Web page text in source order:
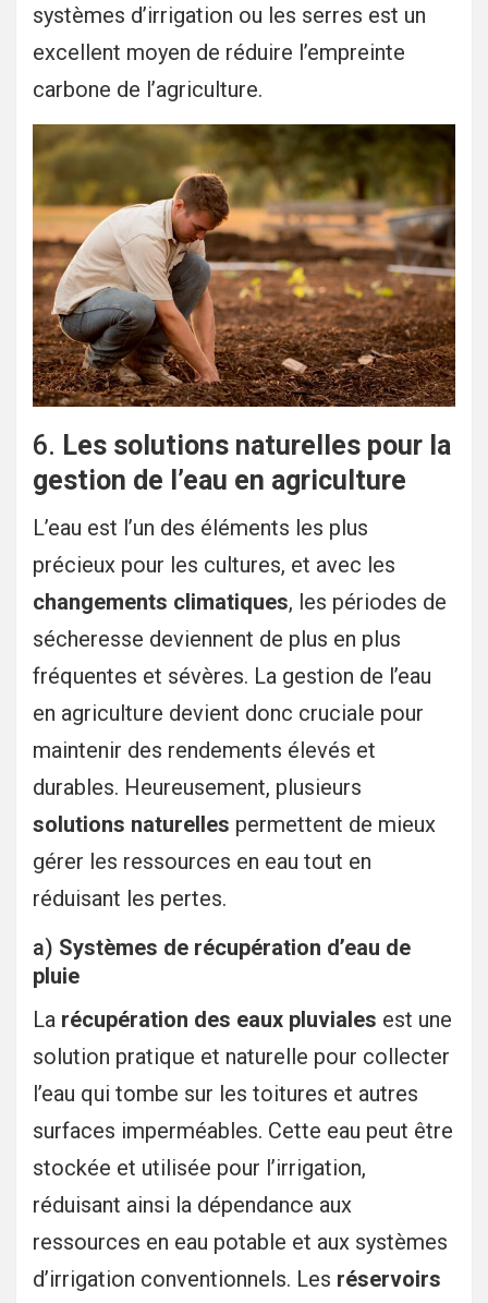
systèmes d’irrigation ou les serres est un
excellent moyen de réduire l’empreinte
carbone de l’agriculture.
6. Les solutions naturelles pour la
gestion de l’eau en agriculture
L’eau est l’un des éléments les plus
précieux pour les cultures, et avec les
changements climatiques, les périodes de
sécheresse deviennent de plus en plus
fréquentes et sévères. La gestion de l’eau
en agriculture devient donc cruciale pour
maintenir des rendements élevés et
durables. Heureusement, plusieurs
solutions naturelles permettent de mieux
gérer les ressources en eau tout en
réduisant les pertes.
a) Systèmes de récupération d’eau de
pluie
La récupération des eaux pluviales est une
solution pratique et naturelle pour collecter
l’eau qui tombe sur les toitures et autres
surfaces imperméables. Cette eau peut être
stockée et utilisée pour l’irrigation,
réduisant ainsi la dépendance aux
ressources en eau potable et aux systèmes
d’irrigation conventionnels. Les réservoirs